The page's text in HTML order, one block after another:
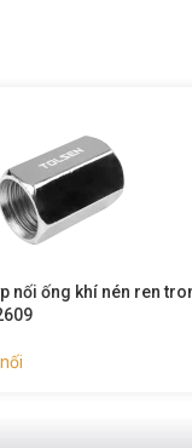
nối khí nén ren ngoài –